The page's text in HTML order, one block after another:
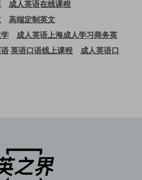
成人英语在线课程
高端定制英文
成人英语上海成人学习商务英
英语口语线上课程
成人英语口